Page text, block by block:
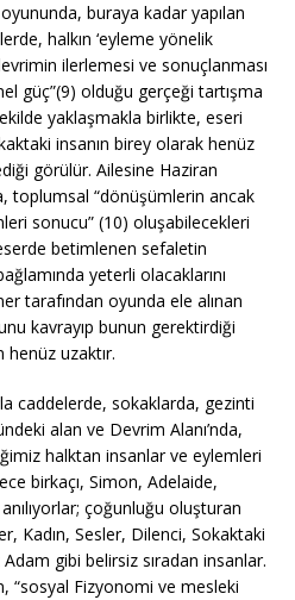
buraya kadar yapılan
halkın ‘eyleme yönelik
ilerlemesi ve sonuçlanması
güç”(9) olduğu gerçeği tartışma
yaklaşmakla birlikte, eseri
insanın birey olarak henüz
görülür. Ailesine Haziran
toplumsal “dönüşümlerin ancak
sonucu” (10) oluşabilecekleri
betimlenen sefaletin
yeterli olacaklarını
tarafından oyunda ele alınan
kavrayıp bunun gerektirdiği
henüz uzaktır.
caddelerde, sokaklarda, gezinti
alan ve Devrim Alanı’nda,
halktan insanlar ve eylemleri
birkaçı, Simon, Adelaide,
çoğunluğu oluşturan
Kadın, Sesler, Dilenci, Sokaktaki
gibi belirsiz sıradan insanlar.
“sosyal Fizyonomi ve mesleki